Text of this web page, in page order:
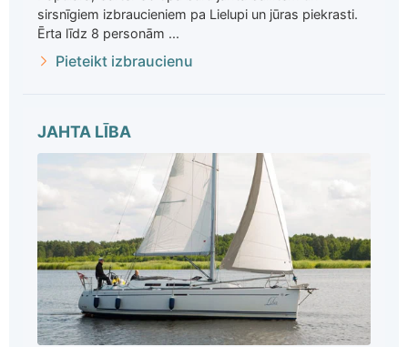
sirsnīgiem izbraucieniem pa Lielupi un jūras piekrasti.
Ērta līdz 8 personām ...
Pieteikt izbraucienu
JAHTA LĪBA